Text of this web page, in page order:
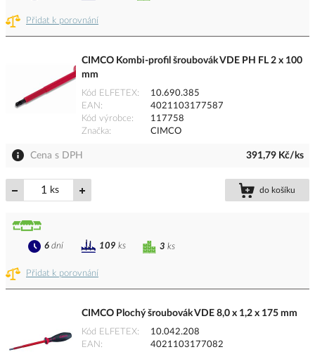
Přidat k porovnání
CIMCO Kombi-profil šroubovák VDE PH FL 2 x 100
mm
Kód ELFETEX
10.690.385
EAN
4021103177587
Kód výrobce
117758
Značka
CIMCO
Cena s DPH 391,79 Kč/ks
ks do košíku
Přidat k porovnání
3 ks
6 dní 109 ks
CIMCO Plochý šroubovák VDE 8,0 x 1,2 x 175 mm
Kód ELFETEX
10.042.208
EAN
4021103177082